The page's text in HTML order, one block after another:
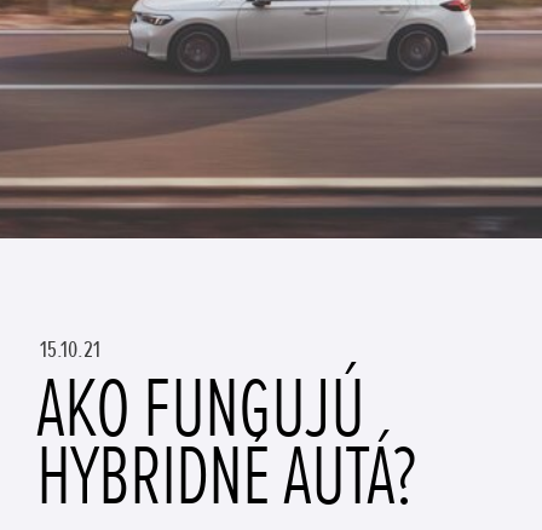
15.10.21
AKO FUNGUJÚ
HYBRIDNÉ AUTÁ?